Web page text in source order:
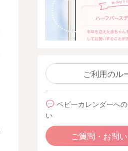
ご利用のル
ベビーカレンダーへ
い
ご質問・お問